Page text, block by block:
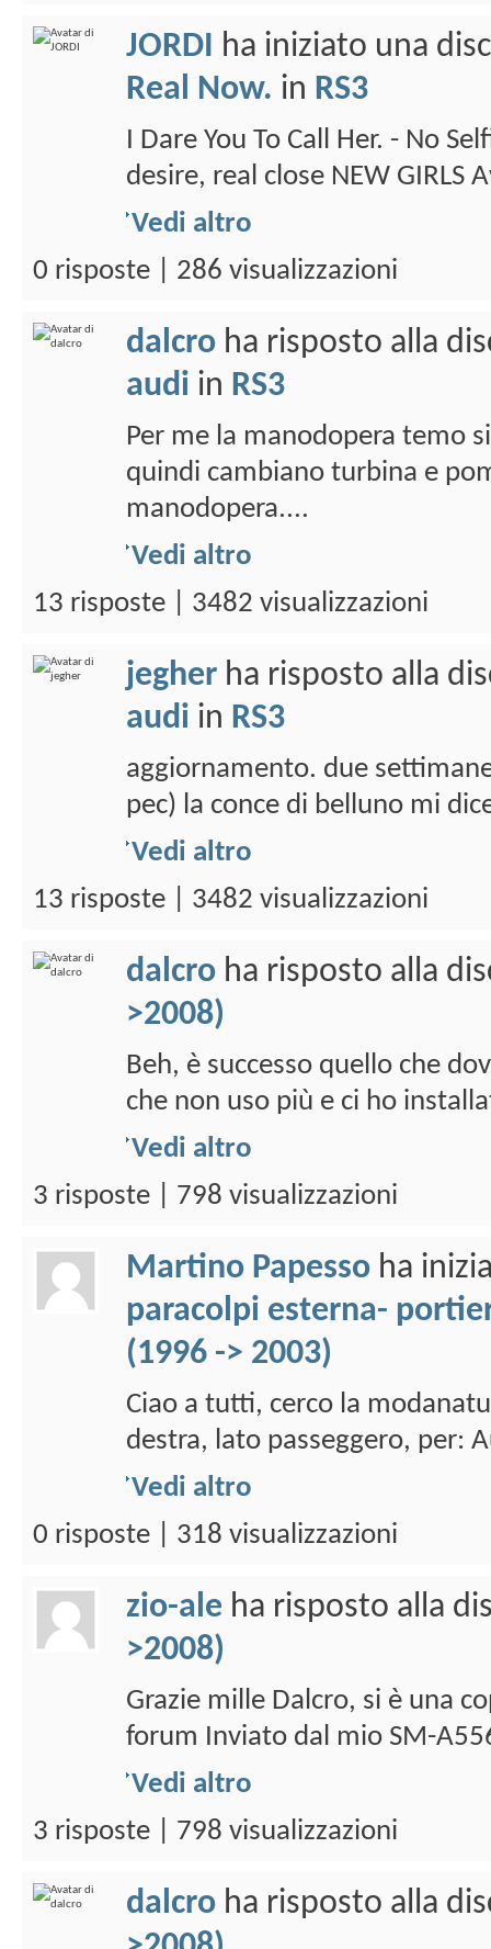
JORDI ha iniziato una
Real Now. in RS3
I Dare You To Call Her. - No
desire, real close NEW GIRLS
Vedi altro
0 risposte | 286 visualizzazioni
dalcro ha risposto alla
audi in RS3
Per me la manodopera temo
quindi cambiano turbina e
manodopera....
Vedi altro
13 risposte | 3482 visualizzazioni
jegher ha risposto alla
audi in RS3
aggiornamento. due
pec) la conce di belluno mi
Vedi altro
13 risposte | 3482 visualizzazioni
dalcro ha risposto alla
>2008)
Beh, è successo quello che
che non uso più e ci ho
Vedi altro
3 risposte | 798 visualizzazioni
Martino Papesso ha
paracolpi esterna-
(1996 -> 2003)
Ciao a tutti, cerco la
destra, lato passeggero, per:
Vedi altro
0 risposte | 318 visualizzazioni
zio-ale ha risposto alla
>2008)
Grazie mille Dalcro, si è una
forum Inviato dal mio SM-
Vedi altro
3 risposte | 798 visualizzazioni
dalcro ha risposto alla